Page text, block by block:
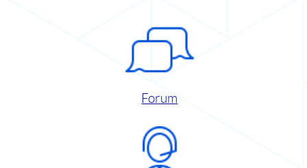
Forum